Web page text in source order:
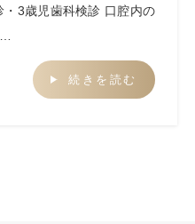
3歳児歯科検診 口腔内の
続きを読む